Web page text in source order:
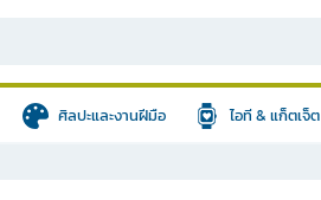
ศิลปะและงานฝีมือ ไอที & แก็ตเจ็ต